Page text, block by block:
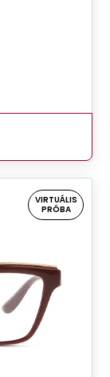
VIRTUÁLIS
PRÓBA